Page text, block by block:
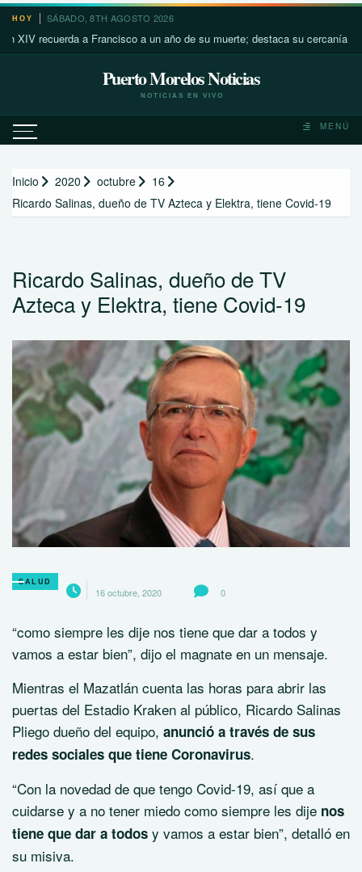
Saltar
contenido
HOY SÁBADO, 8TH AGOSTO 2026
a Francisco a un año de su muerte; destaca su cercanía con los
Puerto Morelos Noticias
NOTICIAS EN VIVO
MENÚ
Inicio 2020 octubre
16
Ricardo Salinas, dueño de TV Azteca y Elektra, tiene Covid-19
Ricardo Salinas, dueño de TV
Azteca y Elektra, tiene Covid-19
SALUD
16 octubre, 2020 0
“como siempre les dije nos tiene que dar a todos y
vamos a estar bien”, dijo el magnate en un mensaje.
Mientras el Mazatlán cuenta las horas para abrir las
puertas del Estadio Kraken al público, Ricardo Salinas
Pliego dueño del equipo, anunció a través de sus
redes sociales que tiene Coronavirus.
“Con la novedad de que tengo Covid-19, así que a
cuidarse y a no tener miedo como siempre les dije nos
tiene que dar a todos y vamos a estar bien”, detalló en
su misiva.